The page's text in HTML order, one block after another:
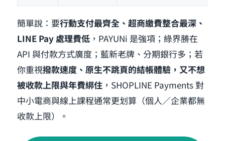
簡單說：要行動支付最齊全、超商繳費整合最深、
LINE Pay 處理費低 ，PAYUNi 是強項；綠界勝在
API 與付款方式廣度；藍新老牌、分期銀行多；若
你重視撥款速度、原生不跳頁的結帳體驗，又不想
被收款上限與年費綁住 ，SHOPLINE Payments 對
中小電商與線上課程通常更划算（個人／企業都無
收款上限）。